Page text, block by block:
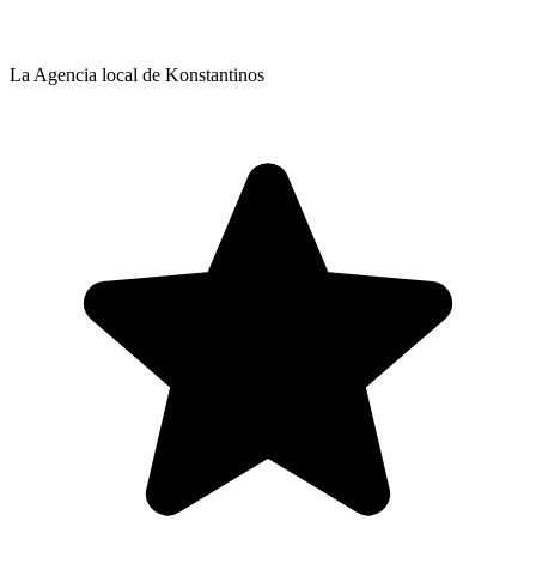
La Agencia local de Konstantinos